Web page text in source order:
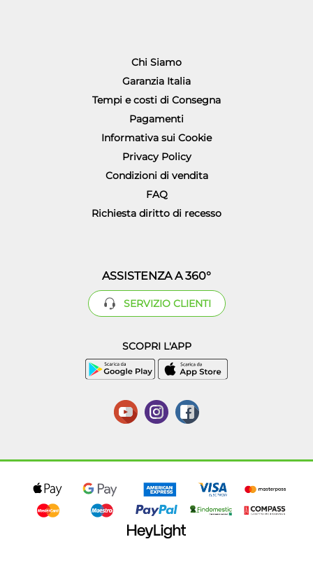
Chi Siamo
Garanzia Italia
Tempi e costi di Consegna
Pagamenti
Informativa sui Cookie
Privacy Policy
Condizioni di vendita
FAQ
Richiesta diritto di recesso
ASSISTENZA A 360°
SERVIZIO CLIENTI
SCOPRI L'APP